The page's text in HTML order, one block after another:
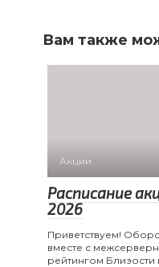
Вам также
Акции
Расписание
2026
Приветствуем!
вместе с
рейтингом Близости